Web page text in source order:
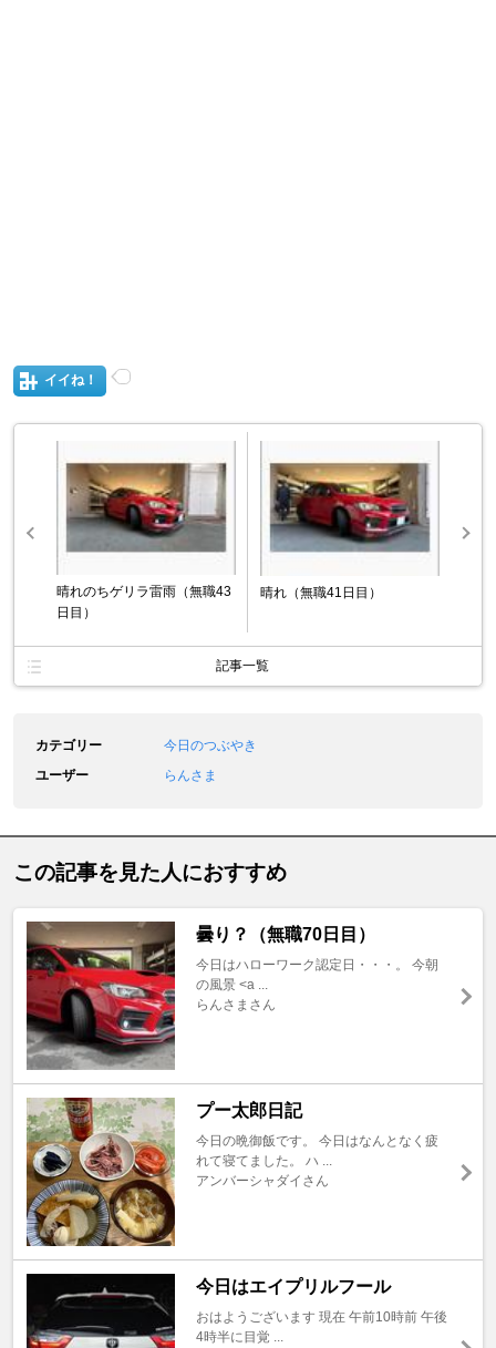
イイね！
晴れのちゲリラ雷雨（無職43
日目）
晴れ（無職41日目）
記事一覧
カテゴリー
今日のつぶやき
ユーザー
らんさま
この記事を見た人におすすめ
曇り？（無職70日目）
今日はハローワーク認定日・・・。 今朝
の風景 <a ...
らんさまさん
プー太郎日記
今日の晩御飯です。 今日はなんとなく疲
れて寝てました。 ハ ...
アンバーシャダイさん
今日はエイプリルフール
おはようございます 現在 午前10時前 午後
4時半に目覚 ...